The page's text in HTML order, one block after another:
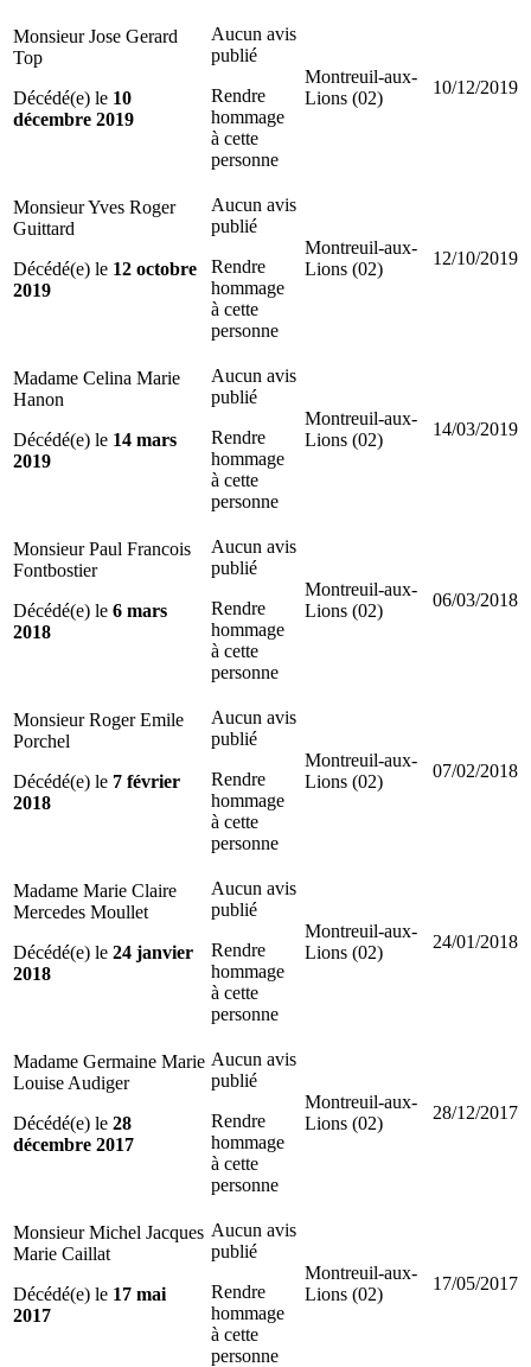
Monsieur Jose Gerard
Top
Décédé(e) le 10
décembre 2019
Aucun avis
publié
Rendre
hommage
à cette
personne
Montreuil-aux-
Lions (02)
10/12/2019
Monsieur Yves Roger
Guittard
Décédé(e) le 12 octobre
2019
Aucun avis
publié
Rendre
hommage
à cette
personne
Montreuil-aux-
Lions (02)
12/10/2019
Madame Celina Marie
Hanon
Décédé(e) le 14 mars
2019
Aucun avis
publié
Rendre
hommage
à cette
personne
Montreuil-aux-
Lions (02)
14/03/2019
Monsieur Paul Francois
Fontbostier
Décédé(e) le 6 mars
2018
Aucun avis
publié
Rendre
hommage
à cette
personne
Montreuil-aux-
Lions (02)
06/03/2018
Monsieur Roger Emile
Porchel
Décédé(e) le 7 février
2018
Aucun avis
publié
Rendre
hommage
à cette
personne
Montreuil-aux-
Lions (02)
07/02/2018
Madame Marie Claire
Mercedes Moullet
Décédé(e) le 24 janvier
2018
Aucun avis
publié
Rendre
hommage
à cette
personne
Montreuil-aux-
Lions (02)
24/01/2018
Madame Germaine Marie
Louise Audiger
Décédé(e) le 28
décembre 2017
Aucun avis
publié
Rendre
hommage
à cette
personne
Montreuil-aux-
Lions (02)
28/12/2017
Monsieur Michel Jacques
Marie Caillat
Décédé(e) le 17 mai
2017
Aucun avis
publié
Rendre
hommage
à cette
personne
Montreuil-aux-
Lions (02)
17/05/2017